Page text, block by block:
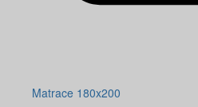
Matrace 180x200